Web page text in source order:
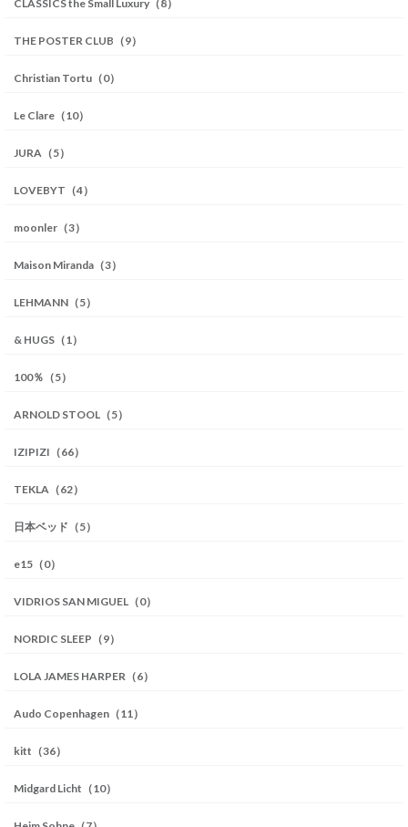
CLASSICS the Small Luxury（8）
THE POSTER CLUB（9）
Christian Tortu（0）
Le Clare（10）
JURA（5）
LOVEBYT（4）
moonler（3）
Maison Miranda（3）
LEHMANN（5）
& HUGS（1）
100％（5）
ARNOLD STOOL（5）
IZIPIZI（66）
TEKLA（62）
日本ベッド（5）
e15（0）
VIDRIOS SAN MIGUEL（0）
NORDIC SLEEP（9）
LOLA JAMES HARPER（6）
Audo Copenhagen（11）
kitt（36）
Midgard Licht（10）